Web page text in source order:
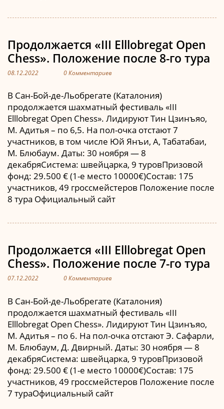
Продолжается «III Elllobregat Open
Chess». Положение после 8-го тура
08.12.2022 0 Комментариев
В Сан-Бой-де-Льобрегате (Каталония)
продолжается шахматный фестиваль «III
Elllobregat Open Chess». Лидируют Тин Цзинъяо,
М. Адитья – по 6,5. На пол-очка отстают 7
участников, в том числе Юй Янъи, А, Табатабаи,
М. Блюбаум. Даты: 30 ноября — 8
декабряСистема: швейцарка, 9 туровПризовой
фонд: 29.500 € (1-е место 10000€)Состав: 175
участников, 49 гроссмейстеров Положение после
8 тура Официальный сайт
Продолжается «III Elllobregat Open
Chess». Положение после 7-го тура
07.12.2022 0 Комментариев
В Сан-Бой-де-Льобрегате (Каталония)
продолжается шахматный фестиваль «III
Elllobregat Open Chess». Лидируют Тин Цзинъяо,
М. Адитья – по 6. На пол-очка отстают Э. Сафарли,
М. Блюбаум, Д. Двирный. Даты: 30 ноября — 8
декабряСистема: швейцарка, 9 туровПризовой
фонд: 29.500 € (1-е место 10000€)Состав: 175
участников, 49 гроссмейстеров Положение после
7 тураОфициальный сайт